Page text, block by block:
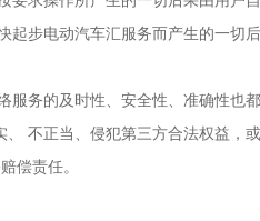
起步电动汽车汇服务而产生的一切
务的及时性、安全性、准确性也都
不正当、侵犯第三方合法权益，
偿责任。